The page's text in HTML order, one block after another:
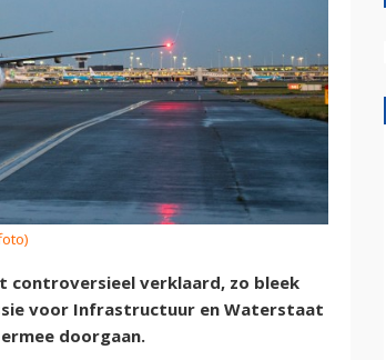
controversieel verklaard, zo bleek
voor Infrastructuur en Waterstaat
doorgaan.